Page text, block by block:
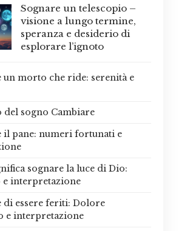
Sognare un telescopio –
visione a lungo termine,
speranza e desiderio di
esplorare l’ignoto
un morto che ride: serenità e
del sogno Cambiare
il pane: numeri fortunati e
sognare la luce di Dio:
interpretazione
di essere feriti: Dolore
e interpretazione